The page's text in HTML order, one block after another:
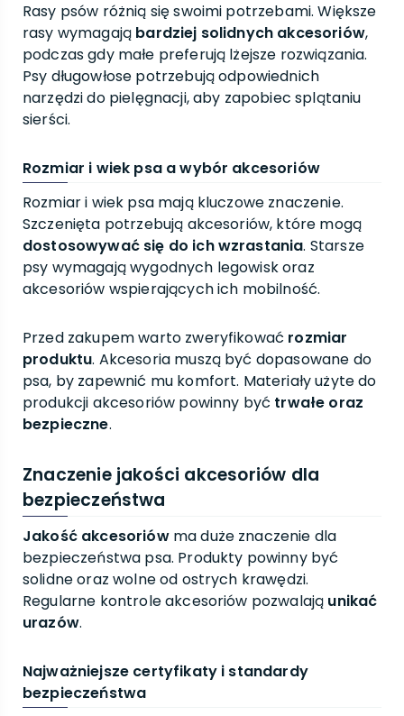
Rasy psów różnią się swoimi potrzebami. Większe
rasy wymagają bardziej solidnych akcesoriów,
podczas gdy małe preferują lżejsze rozwiązania.
Psy długowłose potrzebują odpowiednich
narzędzi do pielęgnacji, aby zapobiec splątaniu
sierści.
Rozmiar i wiek psa a wybór akcesoriów
Rozmiar i wiek psa mają kluczowe znaczenie.
Szczenięta potrzebują akcesoriów, które mogą
dostosowywać się do ich wzrastania. Starsze
psy wymagają wygodnych legowisk oraz
akcesoriów wspierających ich mobilność.
Przed zakupem warto zweryfikować rozmiar
produktu. Akcesoria muszą być dopasowane do
psa, by zapewnić mu komfort. Materiały użyte do
produkcji akcesoriów powinny być trwałe oraz
bezpieczne.
Znaczenie jakości akcesoriów dla
bezpieczeństwa
Jakość akcesoriówma duże znaczenie dla
bezpieczeństwa psa. Produkty powinny być
solidne oraz wolne od ostrych krawędzi.
Regularne kontrole akcesoriów pozwalają unikać
urazów.
Najważniejsze certyfikaty i standardy
bezpieczeństwa